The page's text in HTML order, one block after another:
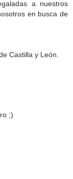
a nuestros
en busca de
Castilla y León.
;)